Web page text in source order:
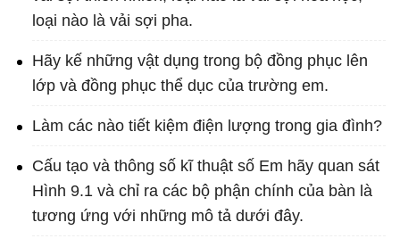
loại nào là vải sợi pha.
Hãy kế những vật dụng trong bộ đồng phục lên
lớp và đồng phục thể dục của trường em.
Làm các nào tiết kiệm điện lượng trong gia đình?
Cấu tạo và thông số kĩ thuật số Em hãy quan sát
Hình 9.1 và chỉ ra các bộ phận chính của bàn là
tương ứng với những mô tả dưới đây.